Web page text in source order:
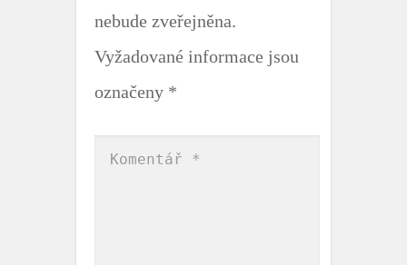
nebude zveřejněna.
Vyžadované informace jsou
označeny *